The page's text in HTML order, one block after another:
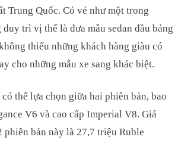
Trung Quốc. Có vẻ như một trong
duy trì vị thế là đưa mẫu sedan đầu bảng
thiếu những khách hàng giàu có
cho những mẫu xe sang khác biệt.
thể lựa chọn giữa hai phiên bản, bao
V6 và cao cấp Imperial V8. Giá
phiên bản này là 27,7 triệu Ruble